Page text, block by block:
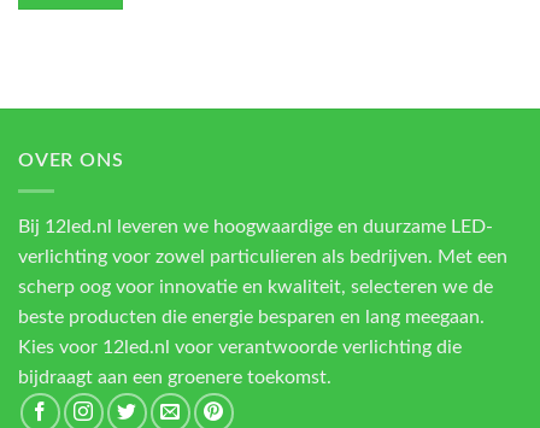
OVER ONS
Bij 12led.nl leveren we hoogwaardige en duurzame LED-
verlichting voor zowel particulieren als bedrijven. Met een
scherp oog voor innovatie en kwaliteit, selecteren we de
beste producten die energie besparen en lang meegaan.
Kies voor 12led.nl voor verantwoorde verlichting die
bijdraagt aan een groenere toekomst.